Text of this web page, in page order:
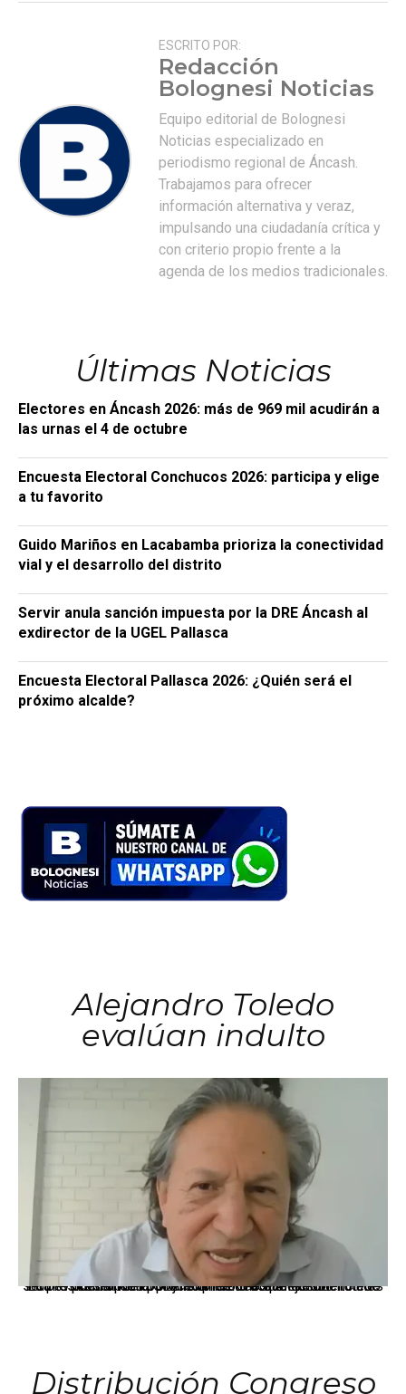
ESCRITO POR:
Redacción
Bolognesi Noticias
Equipo editorial de Bolognesi
Noticias especializado en
periodismo regional de Áncash.
Trabajamos para ofrecer
información alternativa y veraz,
impulsando una ciudadanía crítica y
con criterio propio frente a la
agenda de los medios tradicionales.
Últimas Noticias
Electores en Áncash 2026: más de 969 mil acudirán a
las urnas el 4 de octubre
Encuesta Electoral Conchucos 2026: participa y elige
a tu favorito
Guido Mariños en Lacabamba prioriza la conectividad
vial y el desarrollo del distrito
Servir anula sanción impuesta por la DRE Áncash al
exdirector de la UGEL Pallasca
Encuesta Electoral Pallasca 2026: ¿Quién será el
próximo alcalde?
Alejandro Toledo
evalúan indulto
La presidenta Keiko Fujimori informó que la solicitud de indulto presentada por el expresidente Alejandro Toledo será evaluada por la Comisión de Gracias Presidenciales conforme al procedimiento establecido.
Distribución Congreso